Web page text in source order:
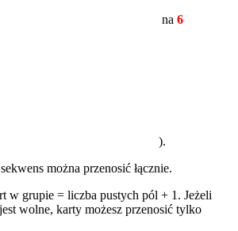
na 6
).
można przenosić łącznie.
w grupie = liczba pustych pól + 1. Jeżeli
wolne, karty możesz przenosić tylko